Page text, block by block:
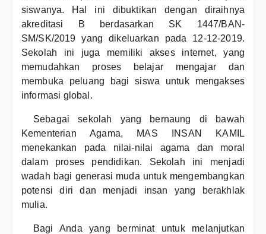
siswanya. Hal ini dibuktikan dengan diraihnya
akreditasi B berdasarkan SK 1447/BAN-
SM/SK/2019 yang dikeluarkan pada 12-12-2019.
Sekolah ini juga memiliki akses internet, yang
memudahkan proses belajar mengajar dan
membuka peluang bagi siswa untuk mengakses
informasi global.
Sebagai sekolah yang bernaung di bawah
Kementerian Agama, MAS INSAN KAMIL
menekankan pada nilai-nilai agama dan moral
dalam proses pendidikan. Sekolah ini menjadi
wadah bagi generasi muda untuk mengembangkan
potensi diri dan menjadi insan yang berakhlak
mulia.
Bagi Anda yang berminat untuk melanjutkan